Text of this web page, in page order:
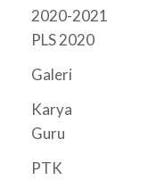
2020-2021
PLS 2020
Galeri
Karya
Guru
PTK